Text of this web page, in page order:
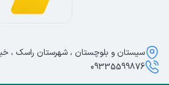
سیستان و بلوچستان ، شهرستان راسک ،
09335599876